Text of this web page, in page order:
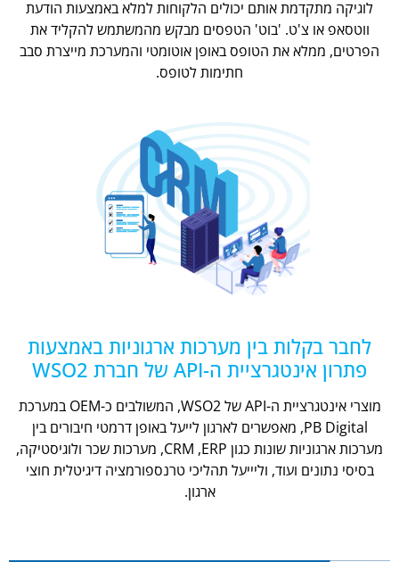
לוגיקה מתקדמת אותם יכולים הלקוחות למלא באמצעות הודעת
ווטסאפ או צ'ט. 'בוט' הטפסים מבקש מהמשתמש להקליד את
הפרטים, ממלא את הטופס באופן אוטומטי והמערכת מייצרת סבב
חתימות לטופס.
לחבר בקלות בין מערכות ארגוניות באמצעות
פתרון אינטגרציית ה-API של חברת WSO2
מוצרי אינטגרציית ה-API של WSO2, המשולבים כ-OEM במערכת
PB Digital, מאפשרים לארגון לייעל באופן דרמטי חיבורים בין
מערכות ארגוניות שונות כגון CRM ,ERP, מערכות שכר ולוגיסטיקה,
בסיסי נתונים ועוד, וליייעל תהליכי טרנספורמציה דיגיטלית חוצי
ארגון.